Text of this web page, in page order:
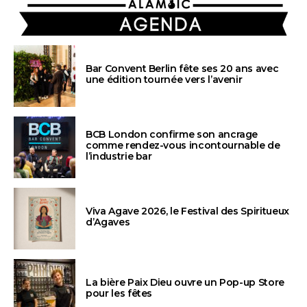
Bar Convent Berlin fête ses 20 ans avec
une édition tournée vers l’avenir
BCB London confirme son ancrage
comme rendez-vous incontournable de
l’industrie bar
Viva Agave 2026, le Festival des Spiritueux
d’Agaves
La bière Paix Dieu ouvre un Pop-up Store
pour les fêtes